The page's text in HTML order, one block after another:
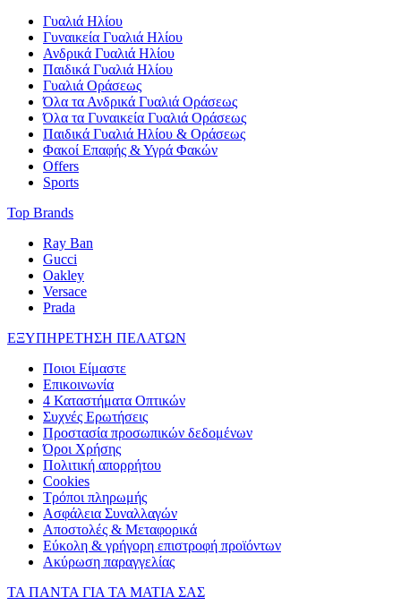
Γυαλιά Ηλίου
Γυναικεία Γυαλιά Ηλίου
Ανδρικά Γυαλιά Ηλίου
Παιδικά Γυαλιά Ηλίου
Γυαλιά Οράσεως
Όλα τα Ανδρικά Γυαλιά Οράσεως
Όλα τα Γυναικεία Γυαλιά Οράσεως
Παιδικά Γυαλιά Ηλίου & Οράσεως
Φακοί Επαφής & Υγρά Φακών
Offers
Sports
Top Brands
Ray Ban
Gucci
Oakley
Versace
Prada
ΕΞΥΠΗΡΕΤΗΣΗ ΠΕΛΑΤΩΝ
Ποιοι Είμαστε
Επικοινωνία
4 Καταστήματα Οπτικών
Συχνές Ερωτήσεις
Προστασία προσωπικών δεδομένων
Όροι Χρήσης
Πολιτική απορρήτου
Cookies
Τρόποι πληρωμής
Ασφάλεια Συναλλαγών
Αποστολές & Μεταφορικά
Εύκολη & γρήγορη επιστροφή προϊόντων
Ακύρωση παραγγελίας
ΤΑ ΠΑΝΤΑ ΓΙΑ ΤΑ ΜΑΤΙΑ ΣΑΣ